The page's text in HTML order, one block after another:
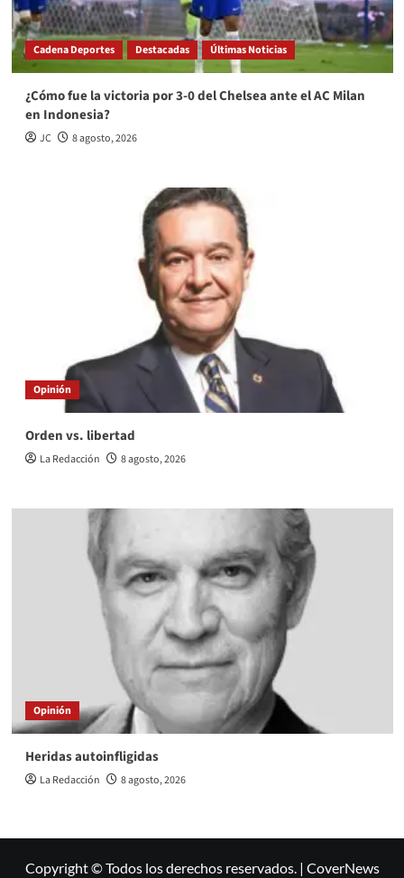
Cadena Deportes Destacadas Últimas Noticias
¿Cómo fue la victoria por 3-0 del Chelsea ante el AC Milan
en Indonesia?
JC 8 agosto, 2026
Opinión
Orden vs. libertad
La Redacción 8 agosto, 2026
Opinión
Heridas autoinfligidas
La Redacción 8 agosto, 2026
Copyright © Todos los derechos reservados. | CoverNews